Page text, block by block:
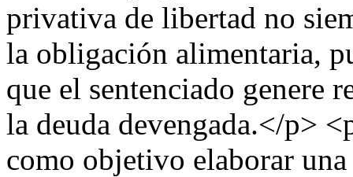
privativa de libertad no
la obligación alimentaria,
que el sentenciado genere
la deuda devengada.</p>
como objetivo elaborar